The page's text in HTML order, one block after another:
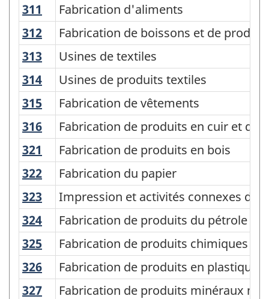
Système
de
classification
des
industries
de
l'Amérique
du
Nord
(SCIAN)
Canada
2017
version
3.0
-
311
Fabrication d'aliments
Fabrication d'aliments
312 Fabrication de boissons et de
Fabrication de boissons et de
313 Usines de textiles
Usines de textiles
314 Usines de produits textiles
Usines de produits textiles
315 Fabrication de vêtements
Fabrication de vêtements
316 Fabrication de produits en cuir et de
Fabrication de produits en cuir et de
321
Fabrication de produits en bois
Fabrication de produits en bois
322 Fabrication du papier
Fabrication du papier
323 Impression et activités connexes de
Impression et activités connexes de
324 Fabrication de produits du pétrole et
Fabrication de produits du pétrole et
325 Fabrication de produits chimiques
Fabrication de produits chimiques
326 Fabrication de produits en plastique
Fabrication de produits en plastique
327 Fabrication de produits minéraux
Fabrication de produits minéraux